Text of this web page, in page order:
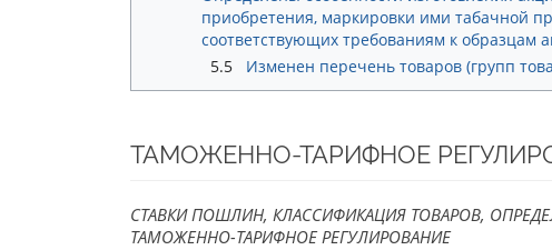
приобретения, маркировки ими табачной
соответствующих требованиям к образцам
5.5
Изменен перечень товаров (групп
ТАМОЖЕННО-ТАРИФНОЕ
СТАВКИ ПОШЛИН, КЛАССИФИКАЦИЯ ТОВАРОВ,
ТАМОЖЕННО-ТАРИФНОЕ РЕГУЛИРОВАНИЕ